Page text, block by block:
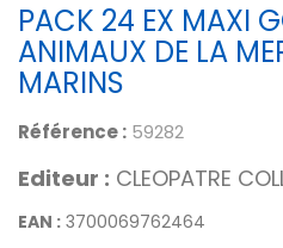
PACK 24 EX MAXI
ANIMAUX DE LA
MARINS
Référence : 59282
Editeur : CLEOPATRE
EAN : 3700069762464